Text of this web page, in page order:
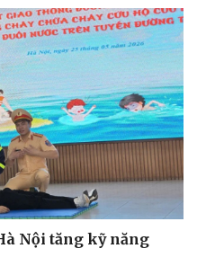
Nội tăng kỹ năng